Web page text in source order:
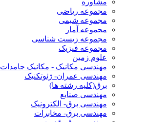
مشاوره
مجموعه ریاضی
مجموعه شیمی
مجموعه آمار
مجموعه زیست شناسی
مجموعه فیزیک
علوم زمین
مهندسی مکانیک - مکانیک جامدات
مهندسی عمران- ژئوتکنیک
برق(کلیه رشته ها)
مهندسی صنایع
مهندسی برق- الکترونیک
مهندسی برق- مخابرات